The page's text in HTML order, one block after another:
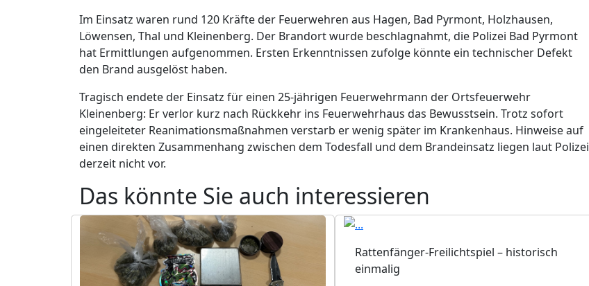
Im Einsatz waren rund 120 Kräfte der Feuerwehren aus Hagen, Bad Pyrmont, Holzhausen,
Löwensen, Thal und Kleinenberg. Der Brandort wurde beschlagnahmt, die Polizei Bad Pyrmont
hat Ermittlungen aufgenommen. Ersten Erkenntnissen zufolge könnte ein technischer Defekt
den Brand ausgelöst haben.
Tragisch endete der Einsatz für einen 25-jährigen Feuerwehrmann der Ortsfeuerwehr
Kleinenberg: Er verlor kurz nach Rückkehr ins Feuerwehrhaus das Bewusstsein. Trotz sofort
eingeleiteter Reanimationsmaßnahmen verstarb er wenig später im Krankenhaus. Hinweise auf
einen direkten Zusammenhang zwischen dem Todesfall und dem Brandeinsatz liegen laut Polizei
derzeit nicht vor.
Das könnte Sie auch interessieren
Rattenfänger-Freilichtspiel – historisch
einmalig